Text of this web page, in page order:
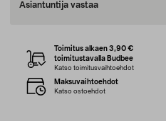
Asiantuntija vastaa
Toimitus alkaen 3,90 €
toimitustavalla Budbee
Katso toimitusvaihtoehdot
Maksuvaihtoehdot
Katso ostoehdot